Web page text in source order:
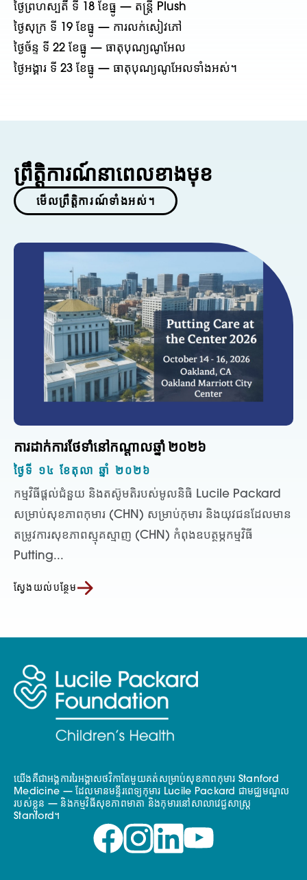
ថ្ងៃព្រហស្បតិ៍ ទី 18 ខែធ្នូ — តន្ត្រី Plush
ថ្ងៃសុក្រ ទី 19 ខែធ្នូ — ការលក់សៀវភៅ
ថ្ងៃច័ន្ទ ទី 22 ខែធ្នូ — ធាតុបុណ្យណូអែល
ថ្ងៃអង្គារ ទី 23 ខែធ្នូ — ធាតុបុណ្យណូអែលទាំងអស់។
ព្រឹត្តិការណ៍នាពេលខាងមុខ
មើលព្រឹត្តិការណ៍ទាំងអស់។
ការដាក់ការថែទាំនៅកណ្តាលឆ្នាំ ២០២៦
ថ្ងៃទី ១៤ ខែតុលា ឆ្នាំ ២០២៦
កម្មវិធីផ្តល់ជំនួយ និងតស៊ូមតិរបស់មូលនិធិ Lucile Packard
សម្រាប់សុខភាពកុមារ (CHN) សម្រាប់កុមារ និងយុវជនដែលមាន
តម្រូវការសុខភាពស្មុគស្មាញ (CHN) កំពុងឧបត្ថម្ភកម្មវិធី
Putting...
ស្វែងយល់បន្ថែម
យើងគឺជាអង្គការរៃអង្គាសថវិកាតែមួយគត់សម្រាប់សុខភាពកុមារ Stanford
Medicine — ដែលមានមន្ទីរពេទ្យកុមារ Lucile Packard ជាមជ្ឈមណ្ឌល
របស់ខ្លួន — និងកម្មវិធីសុខភាពមាតា និងកុមារនៅសាលាវេជ្ជសាស្ត្រ
Stanford។